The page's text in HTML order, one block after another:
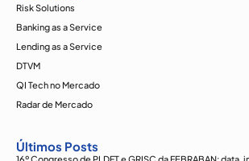
Risk Solutions
Banking as a Service
Lending as a Service
DTVM
QI Tech no Mercado
Radar de Mercado
Últimos Posts